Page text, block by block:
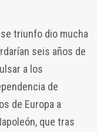
triunfo dio mucha
seis años de
a los
de
de Europa a
que tras